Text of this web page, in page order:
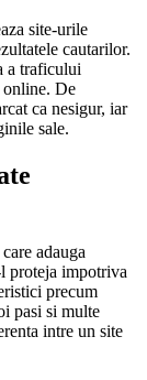
site-urile
cautarilor.
a traficului
online. De
ca nesigur, iar
sale.
adauga
proteja impotriva
precum
pasi si multe
intre un site